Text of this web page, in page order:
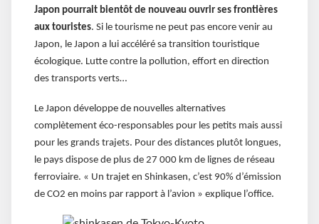
Japon pourrait bientôt de nouveau ouvrir ses frontières
aux touristes. Si le tourisme ne peut pas encore venir au
Japon, le Japon a lui accéléré sa transition touristique
écologique. Lutte contre la pollution, effort en direction
des transports verts…
Le Japon développe de nouvelles alternatives
complètement éco-responsables pour les petits mais aussi
pour les grands trajets. Pour des distances plutôt longues,
le pays dispose de plus de 27 000 km de lignes de réseau
ferroviaire. « Un trajet en Shinkasen, c’est 90% d’émission
de CO2 en moins par rapport à l’avion » explique l’office.